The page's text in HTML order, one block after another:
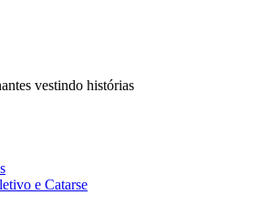
vestindo histórias
e Catarse